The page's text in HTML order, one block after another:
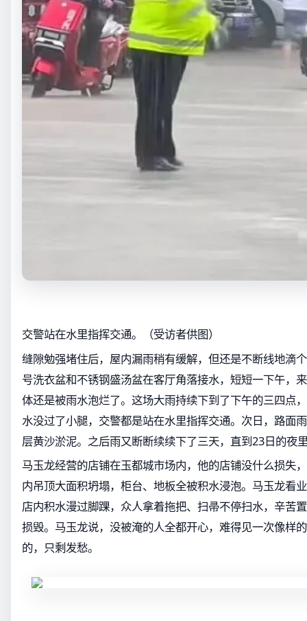
交警站在水里指挥交通。（受访者供图）
缝隙勉强堵住后，屋内漏雨稍有缓解，但还是不断线地滴
号洗衣盆和不锈钢盛汤盆在客厅角落接水，短短一下午，
体还是被雨水泡烂了。这场大雨持续下到了下午的三四点
水没过了小腿，交警都是站在水里指挥交通。次日，路面
层黄沙淤泥。之后雨又断断续续下了三天，直到23日的夜
马玉龙经营的店铺在玉都城市场内，他的店铺没什么损失
内吊顶大面积坍塌，柜台、地板全被积水浸泡。马玉龙看
店内积水漫过脚踝，众人拿着拖把、扫帚不停扫水，辛苦
损毁。马玉龙说，没被淹的人全都开心，难得见一次像样
的，只剩发愁。